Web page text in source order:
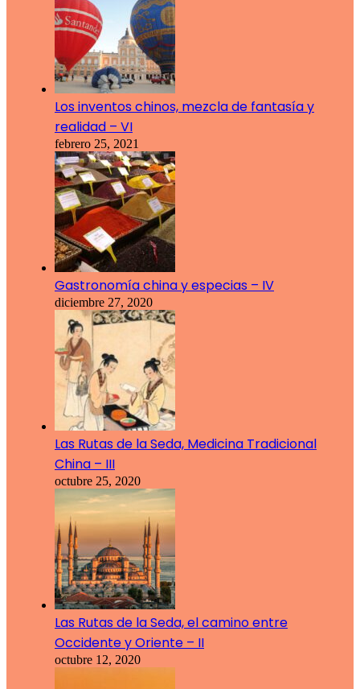
Los inventos chinos, mezcla de fantasía y
realidad – VI
febrero 25, 2021
Gastronomía china y especias – IV
diciembre 27, 2020
Las Rutas de la Seda, Medicina Tradicional
China – III
octubre 25, 2020
Las Rutas de la Seda, el camino entre
Occidente y Oriente – II
octubre 12, 2020